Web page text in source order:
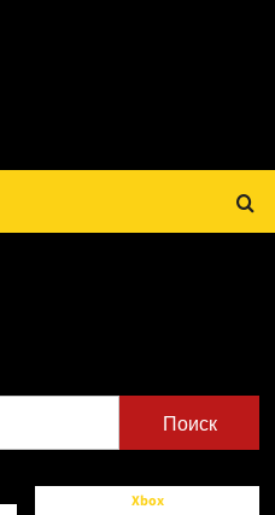
Поиск
Xbox